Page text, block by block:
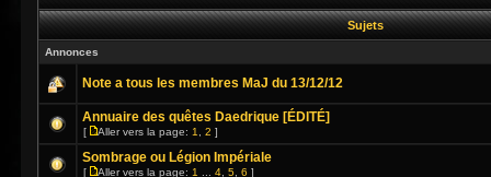
Sujets
Annonces
Note a tous les membres MaJ du 13/12/12
Annuaire des quêtes Daedrique [ÉDITÉ]
[ Aller vers la page: 1 2 ]
Sombrage ou Légion Impériale
[ Aller vers la page: 1 4 5 6 ]